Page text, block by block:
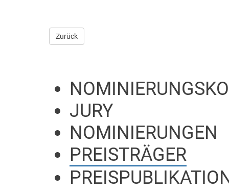
Zurück
JURY
NOMINIERUNGEN
PREISTRÄGER